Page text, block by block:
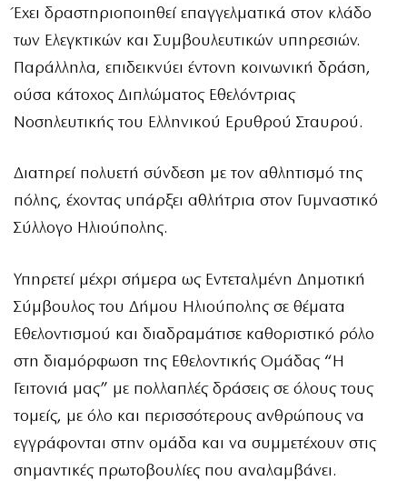
Έχει δραστηριοποιηθεί επαγγελματικά στον κλάδο
των Ελεγκτικών και Συμβουλευτικών υπηρεσιών.
Παράλληλα, επιδεικνύει έντονη κοινωνική δράση,
ούσα κάτοχος Διπλώματος Εθελόντριας
Νοσηλευτικής του Ελληνικού Ερυθρού Σταυρού.
Διατηρεί πολυετή σύνδεση με τον αθλητισμό της
πόλης, έχοντας υπάρξει αθλήτρια στον Γυμναστικό
Σύλλογο Ηλιούπολης.
Υπηρετεί μέχρι σήμερα ως Εντεταλμένη Δημοτική
Σύμβουλος του Δήμου Ηλιούπολης σε θέματα
Εθελοντισμού και διαδραμάτισε καθοριστικό ρόλο
στη διαμόρφωση της Εθελοντικής Ομάδας “H
Γειτονιά μας” με πολλαπλές δράσεις σε όλους τους
τομείς, με όλο και περισσότερους ανθρώπους να
εγγράφονται στην ομάδα και να συμμετέχουν στις
σημαντικές πρωτοβουλίες που αναλαμβάνει.